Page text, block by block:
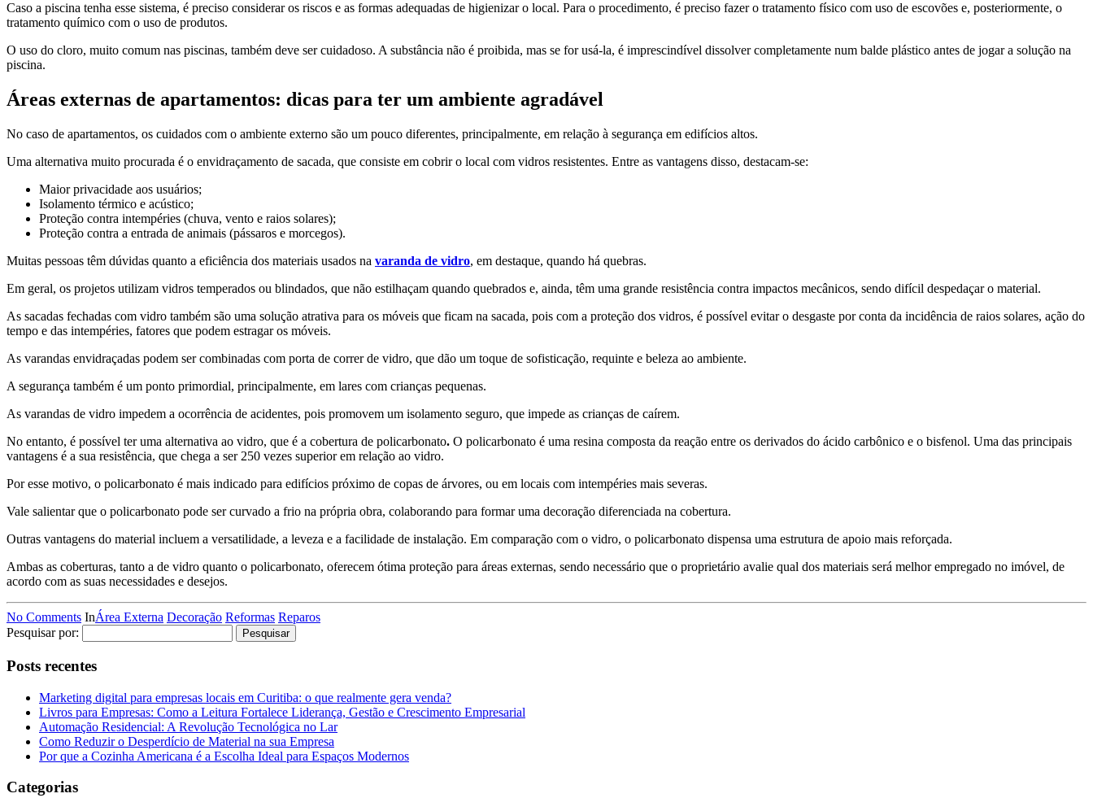
Caso a piscina tenha esse sistema, é preciso considerar os riscos e as formas adequadas de higienizar o local. Para o procedimento, é preciso fazer o tratamento físico com uso de escovões e, posteriormente, o
tratamento químico com o uso de produtos.
O uso do cloro, muito comum nas piscinas, também deve ser cuidadoso. A substância não é proibida, mas se for usá-la, é imprescindível dissolver completamente num balde plástico antes de jogar a solução na
piscina.
Áreas externas de apartamentos: dicas para ter um ambiente agradável
No caso de apartamentos, os cuidados com o ambiente externo são um pouco diferentes, principalmente, em relação à segurança em edifícios altos.
Uma alternativa muito procurada é o envidraçamento de sacada, que consiste em cobrir o local com vidros resistentes. Entre as vantagens disso, destacam-se:
Maior privacidade aos usuários;
Isolamento térmico e acústico;
Proteção contra intempéries (chuva, vento e raios solares);
Proteção contra a entrada de animais (pássaros e morcegos).
Muitas pessoas têm dúvidas quanto a eficiência dos materiais usados na varanda de vidro, em destaque, quando há quebras.
Em geral, os projetos utilizam vidros temperados ou blindados, que não estilhaçam quando quebrados e, ainda, têm uma grande resistência contra impactos mecânicos, sendo difícil despedaçar o material.
As sacadas fechadas com vidro também são uma solução atrativa para os móveis que ficam na sacada, pois com a proteção dos vidros, é possível evitar o desgaste por conta da incidência de raios solares, ação do
tempo e das intempéries, fatores que podem estragar os móveis.
As varandas envidraçadas podem ser combinadas com porta de correr de vidro, que dão um toque de sofisticação, requinte e beleza ao ambiente.
A segurança também é um ponto primordial, principalmente, em lares com crianças pequenas.
As varandas de vidro impedem a ocorrência de acidentes, pois promovem um isolamento seguro, que impede as crianças de caírem.
No entanto, é possível ter uma alternativa ao vidro, que é a cobertura de policarbonato. O policarbonato é uma resina composta da reação entre os derivados do ácido carbônico e o bisfenol. Uma das principais
vantagens é a sua resistência, que chega a ser 250 vezes superior em relação ao vidro.
Por esse motivo, o policarbonato é mais indicado para edifícios próximo de copas de árvores, ou em locais com intempéries mais severas.
Vale salientar que o policarbonato pode ser curvado a frio na própria obra, colaborando para formar uma decoração diferenciada na cobertura.
Outras vantagens do material incluem a versatilidade, a leveza e a facilidade de instalação. Em comparação com o vidro, o policarbonato dispensa uma estrutura de apoio mais reforçada.
Ambas as coberturas, tanto a de vidro quanto o policarbonato, oferecem ótima proteção para áreas externas, sendo necessário que o proprietário avalie qual dos materiais será melhor empregado no imóvel, de
acordo com as suas necessidades e desejos.
No Comments InÁrea Externa Decoração Reformas Reparos
Pesquisar por:
Posts recentes
Marketing digital para empresas locais em Curitiba: o que realmente gera venda?
Livros para Empresas: Como a Leitura Fortalece Liderança, Gestão e Crescimento Empresarial
Automação Residencial: A Revolução Tecnológica no Lar
Como Reduzir o Desperdício de Material na sua Empresa
Por que a Cozinha Americana é a Escolha Ideal para Espaços Modernos
Categorias